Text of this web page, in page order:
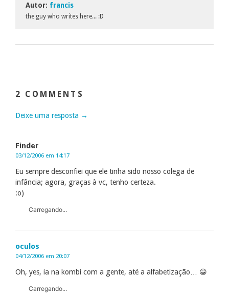
Autor: francis
the guy who writes here... :D
2 COMMENTS
Deixe uma resposta →
Finder
03/12/2006 em 14:17
Eu sempre desconfiei que ele tinha sido nosso colega de
infância; agora, graças à vc, tenho certeza.
:o)
Carregando...
oculos
04/12/2006 em 20:07
Oh, yes, ia na kombi com a gente, até a alfabetização… 😀
Carregando...